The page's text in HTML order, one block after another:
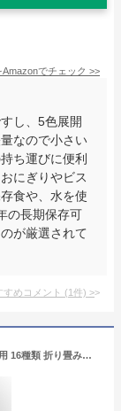
Amazonでチェック >>
し、5色展開
なので小さい
ち運びに便利
にぎりやビス
食や、水を使
の長期保存可
が厳選されて
めコメント (1件) >
ポイント10倍 【ひとりせっと】 防災セット 1人用 16種類 折り畳みヘルメット付き オサメット 防災リュックセット 1人 防災用ヘルメット 保存食 保存水 簡易トイレ 防災バッグ 非常持ち出し袋 一人用 17L 非常用持出袋 小さめ 大人 子ども 避難 災害対策 自宅 備蓄 防災用品